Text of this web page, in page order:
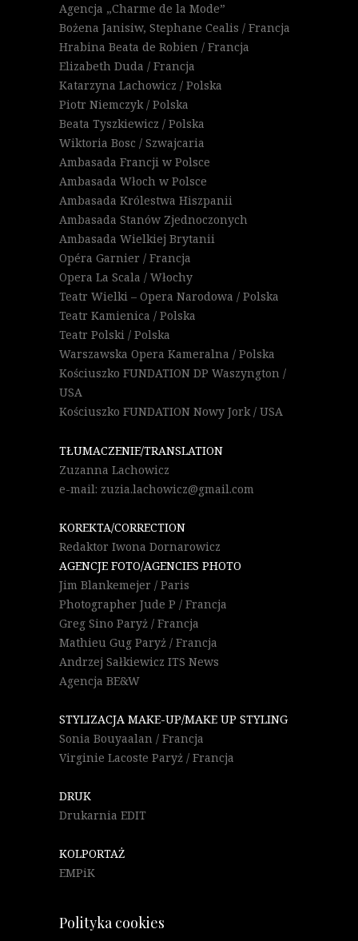
Agencja „Charme de la Mode”
Bożena Janisiw, Stephane Cealis / Francja
Hrabina Beata de Robien / Francja
Elizabeth Duda / Francja
Katarzyna Lachowicz / Polska
Piotr Niemczyk / Polska
Beata Tyszkiewicz / Polska
Wiktoria Bosc / Szwajcaria
Ambasada Francji w Polsce
Ambasada Włoch w Polsce
Ambasada Królestwa Hiszpanii
Ambasada Stanów Zjednoczonych
Ambasada Wielkiej Brytanii
Opéra Garnier / Francja
Opera La Scala / Włochy
Teatr Wielki – Opera Narodowa / Polska
Teatr Kamienica / Polska
Teatr Polski / Polska
Warszawska Opera Kameralna / Polska
Kościuszko FUNDATION DP Waszyngton /
USA
Kościuszko FUNDATION Nowy Jork / USA
TŁUMACZENIE/TRANSLATION
Zuzanna Lachowicz
e-mail: zuzia.lachowicz@gmail.com
KOREKTA/CORRECTION
Redaktor Iwona Dornarowicz
AGENCJE FOTO/AGENCIES PHOTO
Jim Blankemejer / Paris
Photographer Jude P / Francja
Greg Sino Paryż / Francja
Mathieu Gug Paryż / Francja
Andrzej Sałkiewicz ITS News
Agencja BE&W
STYLIZACJA MAKE-UP/MAKE UP STYLING
Sonia Bouyaalan / Francja
Virginie Lacoste Paryż / Francja
DRUK
Drukarnia EDIT
KOLPORTAŻ
EMPiK
Polityka cookies